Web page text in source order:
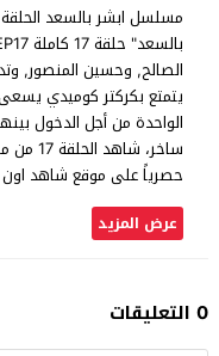
الصالح, وحسين المنصور,
يتمتع بكركتر كوميدي
الواحدة من أجل الدخول
ساخر،
حصرياً على موقع شاهد اون
عرض المزيد
0 التعليقات